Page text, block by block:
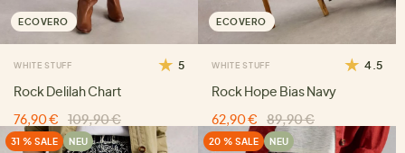
ECOVERO
WHITE STUFF 5
Rock Delilah Chart
76,90 €
109,90 €
ECOVERO
WHITE STUFF 4.5
Rock Hope Bias Navy
62,90 €
89,90 €
31 % SALE NEU 20 % SALE NEU